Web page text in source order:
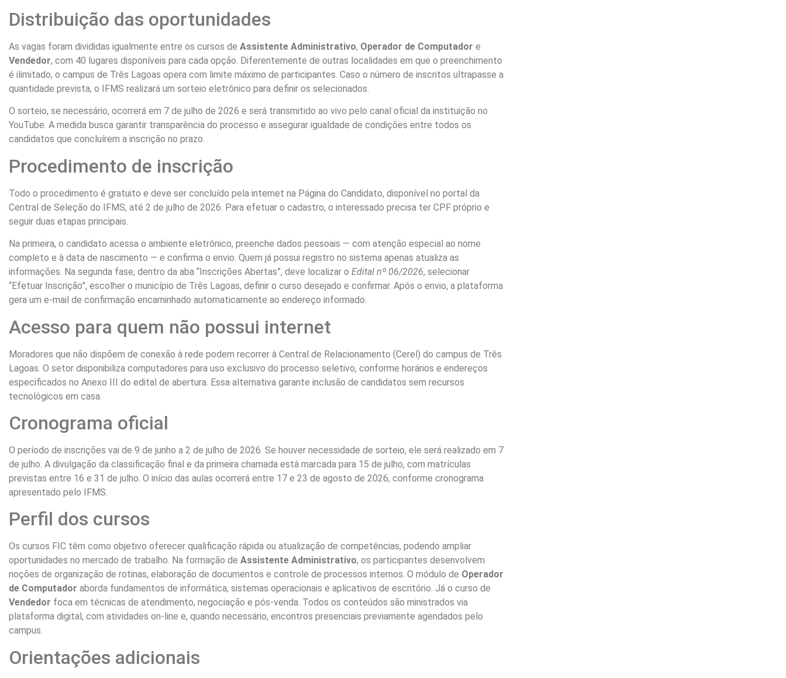
Distribuição das oportunidades
As vagas foram divididas igualmente entre os cursos de Assistente Administrativo, Operador de Computador e
Vendedor, com 40 lugares disponíveis para cada opção. Diferentemente de outras localidades em que o preenchimento
é ilimitado, o campus de Três Lagoas opera com limite máximo de participantes. Caso o número de inscritos ultrapasse a
quantidade prevista, o IFMS realizará um sorteio eletrônico para definir os selecionados.
O sorteio, se necessário, ocorrerá em 7 de julho de 2026 e será transmitido ao vivo pelo canal oficial da instituição no
YouTube. A medida busca garantir transparência do processo e assegurar igualdade de condições entre todos os
candidatos que concluírem a inscrição no prazo.
Procedimento de inscrição
Todo o procedimento é gratuito e deve ser concluído pela internet na Página do Candidato, disponível no portal da
Central de Seleção do IFMS, até 2 de julho de 2026. Para efetuar o cadastro, o interessado precisa ter CPF próprio e
seguir duas etapas principais.
Na primeira, o candidato acessa o ambiente eletrônico, preenche dados pessoais — com atenção especial ao nome
completo e à data de nascimento — e confirma o envio. Quem já possui registro no sistema apenas atualiza as
informações. Na segunda fase, dentro da aba “Inscrições Abertas”, deve localizar o Edital nº 06/2026, selecionar
“Efetuar Inscrição”, escolher o município de Três Lagoas, definir o curso desejado e confirmar. Após o envio, a plataforma
gera um e-mail de confirmação encaminhado automaticamente ao endereço informado.
Acesso para quem não possui internet
Moradores que não dispõem de conexão à rede podem recorrer à Central de Relacionamento (Cerel) do campus de Três
Lagoas. O setor disponibiliza computadores para uso exclusivo do processo seletivo, conforme horários e endereços
especificados no Anexo III do edital de abertura. Essa alternativa garante inclusão de candidatos sem recursos
tecnológicos em casa.
Cronograma oficial
O período de inscrições vai de 9 de junho a 2 de julho de 2026. Se houver necessidade de sorteio, ele será realizado em 7
de julho. A divulgação da classificação final e da primeira chamada está marcada para 15 de julho, com matrículas
previstas entre 16 e 31 de julho. O início das aulas ocorrerá entre 17 e 23 de agosto de 2026, conforme cronograma
apresentado pelo IFMS.
Perfil dos cursos
Os cursos FIC têm como objetivo oferecer qualificação rápida ou atualização de competências, podendo ampliar
oportunidades no mercado de trabalho. Na formação de Assistente Administrativo, os participantes desenvolvem
noções de organização de rotinas, elaboração de documentos e controle de processos internos. O módulo de Operador
de Computador aborda fundamentos de informática, sistemas operacionais e aplicativos de escritório. Já o curso de
Vendedor foca em técnicas de atendimento, negociação e pós-venda. Todos os conteúdos são ministrados via
plataforma digital, com atividades on-line e, quando necessário, encontros presenciais previamente agendados pelo
campus.
Orientações adicionais